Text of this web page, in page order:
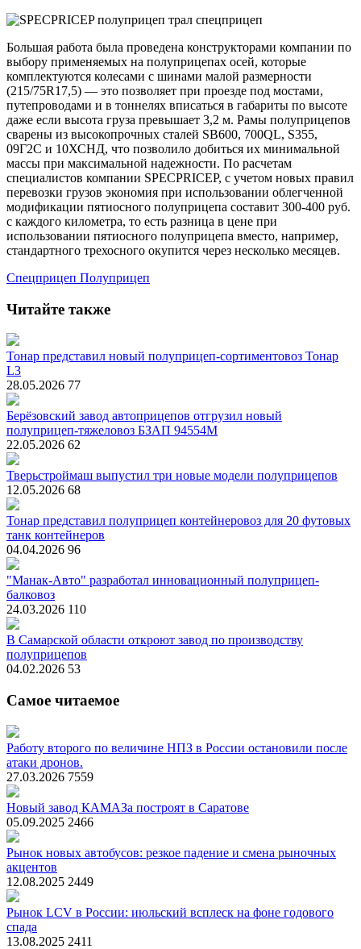
Большая работа была проведена конструкторами компании по
выбору применяемых на полуприцепах осей, которые
комплектуются колесами с шинами малой размерности
(215/75R17,5) — это позволяет при проезде под мостами,
путепроводами и в тоннелях вписаться в габариты по высоте
даже если высота груза превышает 3,2 м. Рамы полуприцепов
сварены из высокопрочных сталей SB600, 700QL, S355,
09Г2С и 10ХСНД, что позволило добиться их минимальной
массы при максимальной надежности. По расчетам
специалистов компании SPECPRICEP, с учетом новых правил
перевозки грузов экономия при использовании облегченной
модификации пятиосного полуприцепа составит 300-400 руб.
с каждого километра, то есть разница в цене при
использовании пятиосного полуприцепа вместо, например,
стандартного трехосного окупится через несколько месяцев.
Спецприцеп Полуприцеп
Читайте также
Тонар представил новый полуприцеп-сортиментовоз Тонар
L3
28.05.2026 77
Берёзовский завод автоприцепов отгрузил новый
полуприцеп-тяжеловоз БЗАП 94554М
22.05.2026 62
Тверьстроймаш выпустил три новые модели полуприцепов
12.05.2026 68
Тонар представил полуприцеп контейнеровоз для 20 футовых
танк контейнеров
04.04.2026 96
"Манак-Авто" разработал инновационный полуприцеп-
балковоз
24.03.2026 110
В Самарской области откроют завод по производству
полуприцепов
04.02.2026 53
Самое читаемое
Работу второго по величине НПЗ в России остановили после
атаки дронов.
27.03.2026 7559
Новый завод КАМАЗа построят в Саратове
05.09.2025 2466
Рынок новых автобусов: резкое падение и смена рыночных
акцентов
12.08.2025 2449
Рынок LCV в России: июльский всплеск на фоне годового
спада
13.08.2025 2411